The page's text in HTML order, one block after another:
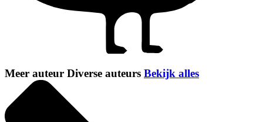
Meer auteur Diverse auteurs Bekijk alles